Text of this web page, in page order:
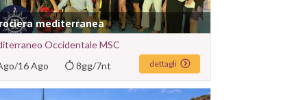
mediterranea
Occidentale MSC
/16 Ago 8gg/7nt dettagli